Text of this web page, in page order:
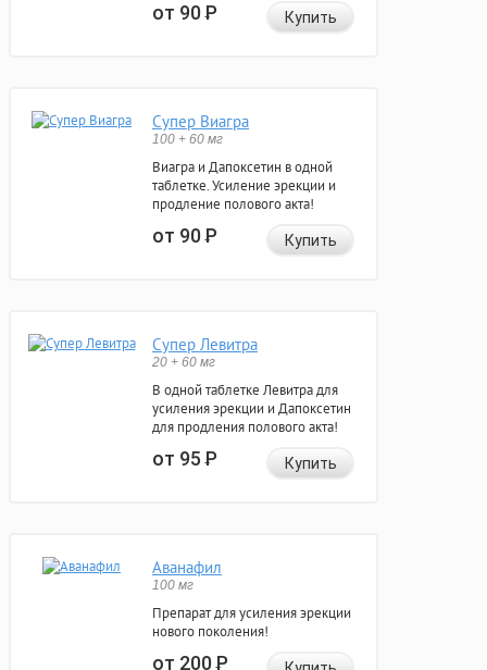
от 90Р Купить
Супер Виагра
100 + 60 мг
Виагра и Дапоксетин в одной
таблетке. Усиление эрекции и
продление полового акта!
от 90Р Купить
Супер Левитра
20 + 60 мг
В одной таблетке Левитра для
усиления эрекции и Дапоксетин
для продления полового акта!
от 95Р Купить
Аванафил
100 мг
Препарат для усиления эрекции
нового поколения!
от 200Р